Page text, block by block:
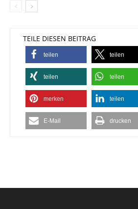
TEILE DIESEN BEITRAG
teilen teilen
teilen teilen
merken teilen
E-Mail drucken